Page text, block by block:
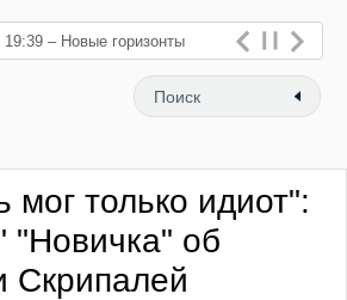
19:39 – Новые горизонты
флебологии: в Москве
открылся «Городской центр
заболева
мог только идиот":
"Новичка" об
Скрипалей